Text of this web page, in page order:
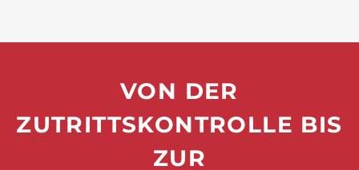
VON DER
ZUTRITTSKONTROLLE BIS
ZUR